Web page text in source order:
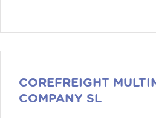
COREFREIGHT
COMPANY SL